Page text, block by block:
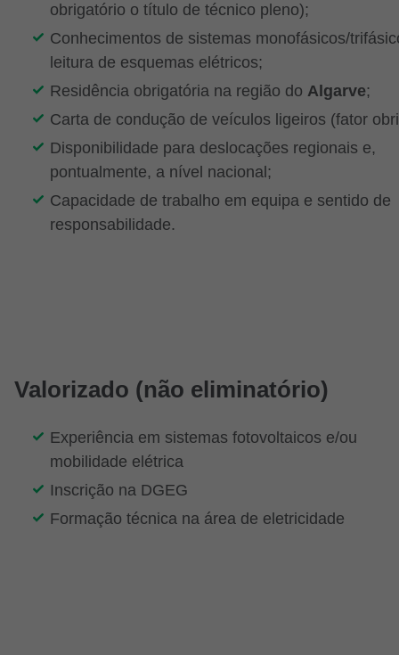
obrigatório o título de técnico pleno);
Conhecimentos de sistemas monofásicos/
leitura de esquemas elétricos;
Residência obrigatória na região do Algarve;
Carta de condução de veículos ligeiros (fator
Disponibilidade para deslocações regionais e,
pontualmente, a nível nacional;
Capacidade de trabalho em equipa e sentido de
responsabilidade.
Valorizado (não eliminatório)
Experiência em sistemas fotovoltaicos e/ou
mobilidade elétrica
Inscrição na DGEG
Formação técnica na área de eletricidade